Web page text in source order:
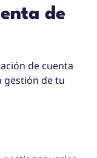
de
de cuenta
gestión de tu